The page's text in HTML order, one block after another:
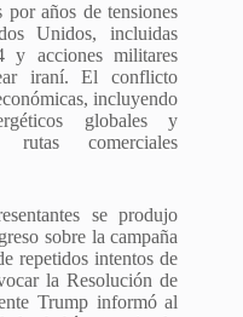
años de tensiones
Unidos, incluidas
y acciones militares
iraní. El conflicto
incluyendo
globales y
comerciales
se produjo
sobre la campaña
repetidos intentos de
la Resolución de
Trump informó al